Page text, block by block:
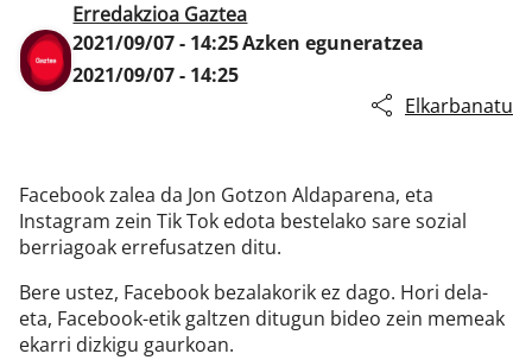
Erredakzioa Gaztea
2021/09/07 - 14:25Azken eguneratzea
2021/09/07 - 14:25
Elkarbanatu
Facebook zalea da Jon Gotzon Aldaparena, eta
Instagram zein Tik Tok edota bestelako sare sozial
berriagoak errefusatzen ditu.
Bere ustez, Facebook bezalakorik ez dago. Hori dela-
eta, Facebook-etik galtzen ditugun bideo zein memeak
ekarri dizkigu gaurkoan.